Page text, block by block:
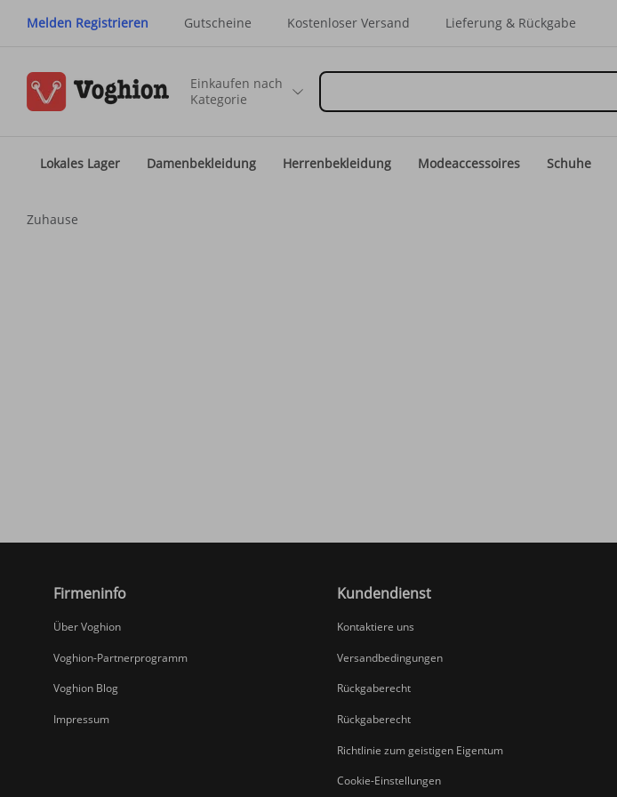
Melden Registrieren Gutscheine Kostenloser Versand Lieferung & Rückgabe
Einkaufen nach
Kategorie
Lokales Lager Damenbekleidung Herrenbekleidung Modeaccessoires Schuhe
Zuhause
Firmeninfo
Über Voghion
Voghion-Partnerprogramm
Voghion Blog
Impressum
Kundendienst
Kontaktiere uns
Versandbedingungen
Rückgaberecht
Rückgaberecht
Richtlinie zum geistigen Eigentum
Cookie-Einstellungen